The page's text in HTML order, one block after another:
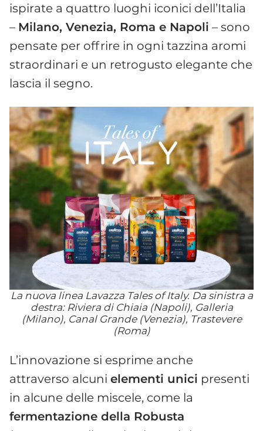
ispirate a quattro luoghi iconici dell’Italia
– Milano, Venezia, Roma e Napoli – sono
pensate per offrire in ogni tazzina aromi
straordinari e un retrogusto elegante che
lascia il segno.
La nuova linea Lavazza Tales of Italy. Da sinistra a
destra: Riviera di Chiaia (Napoli), Galleria
(Milano), Canal Grande (Venezia), Trastevere
(Roma)
L’innovazione si esprime anche
attraverso alcuni elementi unici presenti
in alcune delle miscele, come la
fermentazione della Robusta